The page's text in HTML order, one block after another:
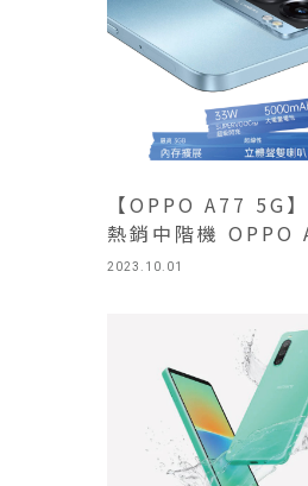
2023.10.01
【OPPO A77 5G
熱銷中階機 OPPO